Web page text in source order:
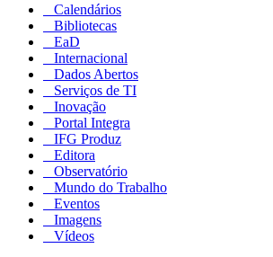
Calendários
Bibliotecas
EaD
Internacional
Dados Abertos
Serviços de TI
Inovação
Portal Integra
IFG Produz
Editora
Observatório
Mundo do Trabalho
Eventos
Imagens
Vídeos